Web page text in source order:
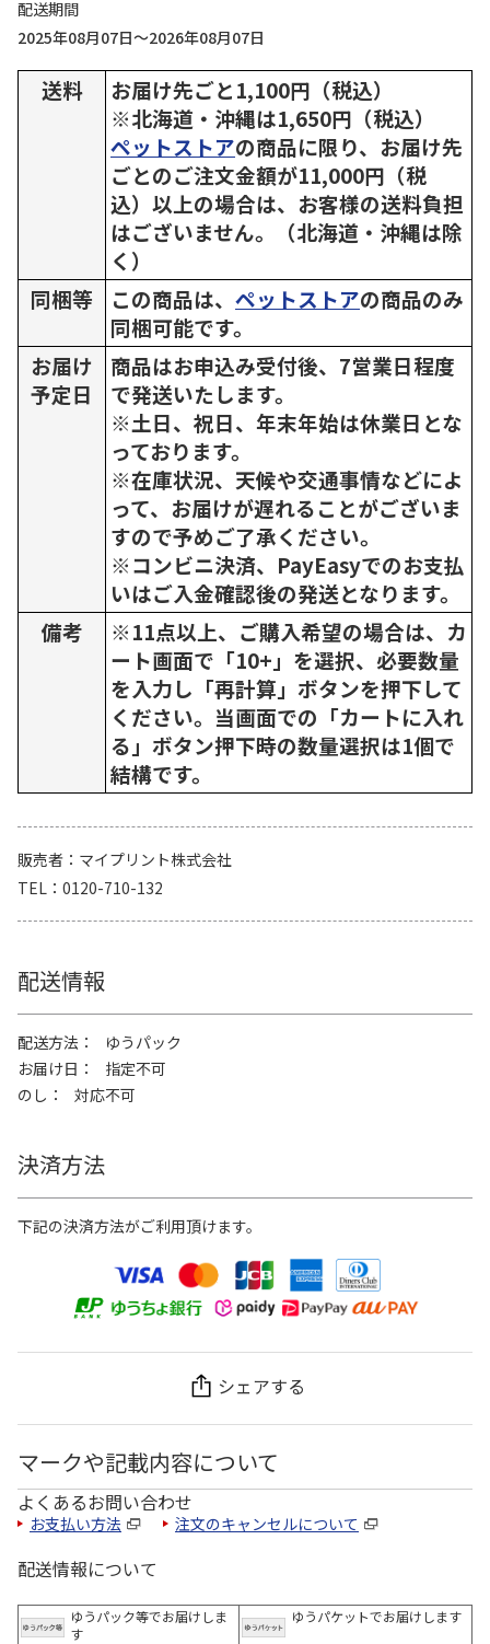
配送期間
2025年08月07日～2026年08月07日
送料
お届け先ごと1,100円（税込）
※北海道・沖縄は1,650円（税込）
ペットストアの商品に限り、お届け先
ごとのご注文金額が11,000円（税
込）以上の場合は、お客様の送料負担
はございません。（北海道・沖縄は除
く）
同梱等
この商品は、 ペットストアの商品のみ
同梱可能です。
お届け
予定日
商品はお申込み受付後、7営業日程度
で発送いたします。
※土日、祝日、年末年始は休業日とな
っております。
※在庫状況、天候や交通事情などによ
って、お届けが遅れることがございま
すので予めご了承ください。
※コンビニ決済、PayEasyでのお支払
いはご入金確認後の発送となります。
備考
※11点以上、ご購入希望の場合は、カ
ート画面で「10+」を選択、必要数量
を入力し「再計算」ボタンを押下して
ください。当画面での「カートに入れ
る」ボタン押下時の数量選択は1個で
結構です。
販売者
マイプリント株式会社
TEL
0120-710-132
配送情報
配送方法
ゆうパック
お届け日
指定不可
のし
対応不可
決済方法
下記の決済方法がご利用頂けます。
シェアする
マークや記載内容について
よくあるお問い合わせ
お支払い方法 注文のキャンセルについて
配送情報について
ゆうパック等でお届けしま
す
ゆうパケットでお届けします